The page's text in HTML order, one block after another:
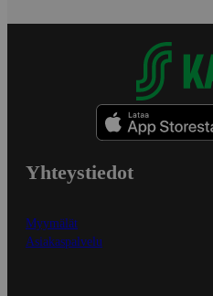
Yhteystiedot
Myymälät
Asiakaspalvelu